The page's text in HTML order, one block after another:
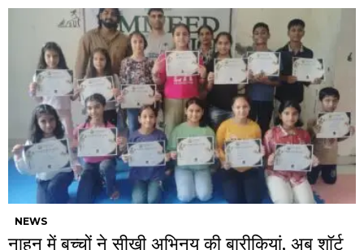
NEWS
नाहन में बच्चों ने सीखी अभिनय की बारीकियां, अब शॉर्ट